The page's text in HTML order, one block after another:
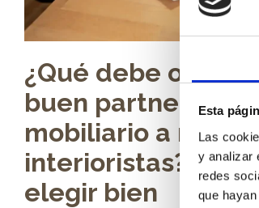
Esta
Las
y analizar
redes
que
¿Qué debe
buen partner de
mobiliario a
interioristas?
elegir bien